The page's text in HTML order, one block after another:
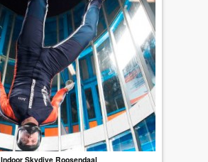
Indoor Skydive Roosendaal